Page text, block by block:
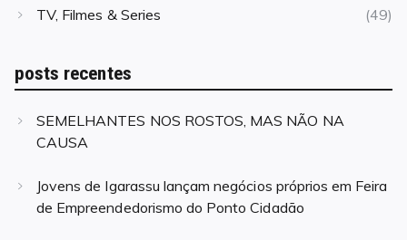
TV, Filmes & Series
(49)
posts recentes
SEMELHANTES NOS ROSTOS, MAS NÃO NA
CAUSA
Jovens de Igarassu lançam negócios próprios em Feira
de Empreendedorismo do Ponto Cidadão